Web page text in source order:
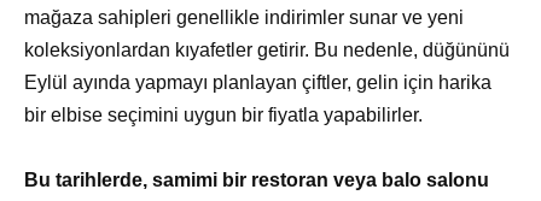
mağaza sahipleri genellikle indirimler sunar ve yeni
koleksiyonlardan kıyafetler getirir. Bu nedenle, düğününü
Eylül ayında yapmayı planlayan çiftler, gelin için harika
bir elbise seçimini uygun bir fiyatla yapabilirler.
Bu tarihlerde, samimi bir restoran veya balo salonu